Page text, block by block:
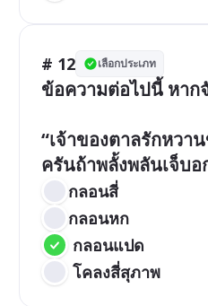
# 12 เลือกประเภท
ข้อความต่อไปนี้ หา
“เจ้าของตาลรักหว
ครันถ้าพลั้งพลันเจ็บ
กลอนสี่
กลอนหก
กลอนแปด
โคลงสี่สุภาพ